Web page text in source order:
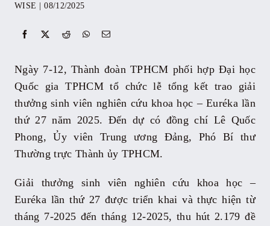
Tài liệu
Liên hệ
WISE 08/12/2025
Ngày 7-12, Thành đoàn TPHCM phối hợp Đại học
Quốc gia TPHCM tổ chức lễ tổng kết trao giải
thưởng sinh viên nghiên cứu khoa học – Euréka lần
thứ 27 năm 2025. Đến dự có đồng chí Lê Quốc
Phong, Ủy viên Trung ương Đảng, Phó Bí thư
Thường trực Thành ủy TPHCM.
Giải thưởng sinh viên nghiên cứu khoa học –
Euréka lần thứ 27 được triển khai và thực hiện từ
tháng 7-2025 đến tháng 12-2025, thu hút 2.179 đề